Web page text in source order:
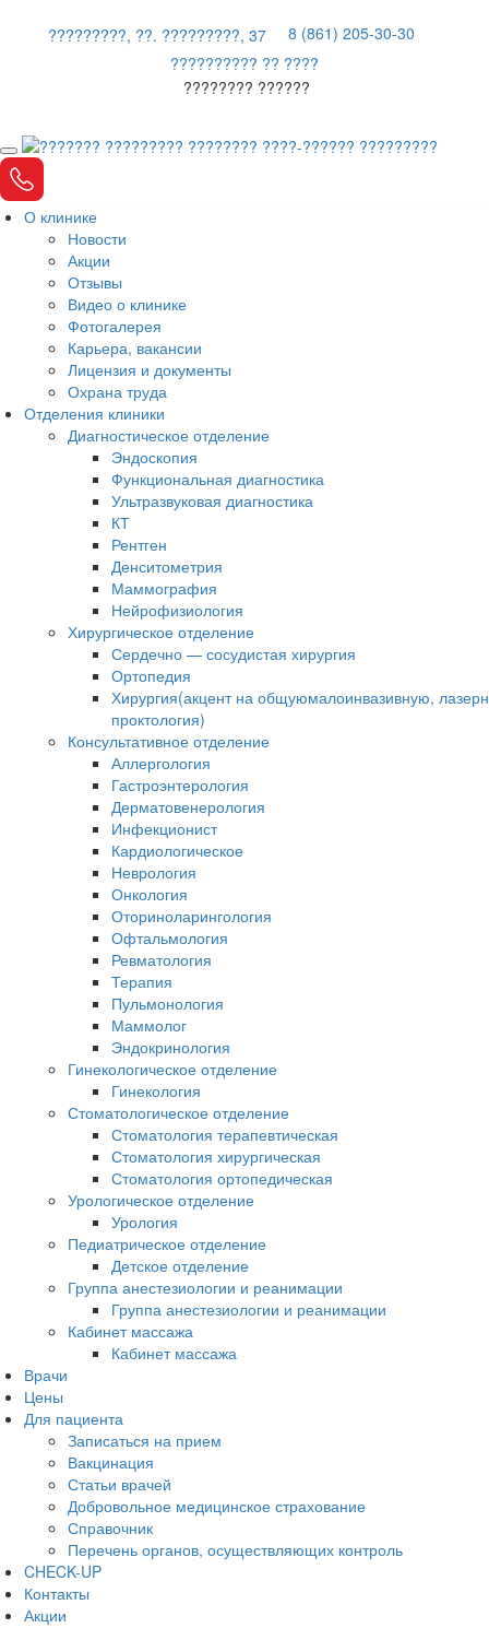
?????????, ??. ?????????, 37
8 (861) 205-30-30
?????????? ?? ????
???????? ??????
О клинике
Новости
Акции
Отзывы
Видео о клинике
Фотогалерея
Карьера, вакансии
Лицензия и документы
Охрана труда
Отделения клиники
Диагностическое отделение
Эндоскопия
Функциональная диагностика
Ультразвуковая диагностика
КТ
Рентген
Денситометрия
Маммография
Нейрофизиология
Хирургическое отделение
Сердечно — сосудистая хирургия
Ортопедия
Хирургия(акцент на общуюмалоинвазивную,
проктология)
Консультативное отделение
Аллергология
Гастроэнтерология
Дерматовенерология
Инфекционист
Кардиологическое
Неврология
Онкология
Оториноларингология
Офтальмология
Ревматология
Терапия
Пульмонология
Маммолог
Эндокринология
Гинекологическое отделение
Гинекология
Стоматологическое отделение
Стоматология терапевтическая
Стоматология хирургическая
Стоматология ортопедическая
Урологическое отделение
Урология
Педиатрическое отделение
Детское отделение
Группа анестезиологии и реанимации
Группа анестезиологии и реанимации
Кабинет массажа
Кабинет массажа
Врачи
Цены
Для пациента
Записаться на прием
Вакцинация
Статьи врачей
Добровольное медицинское страхование
Справочник
Перечень органов, осуществляющих контроль
CHECK-UP
Контакты
Акции